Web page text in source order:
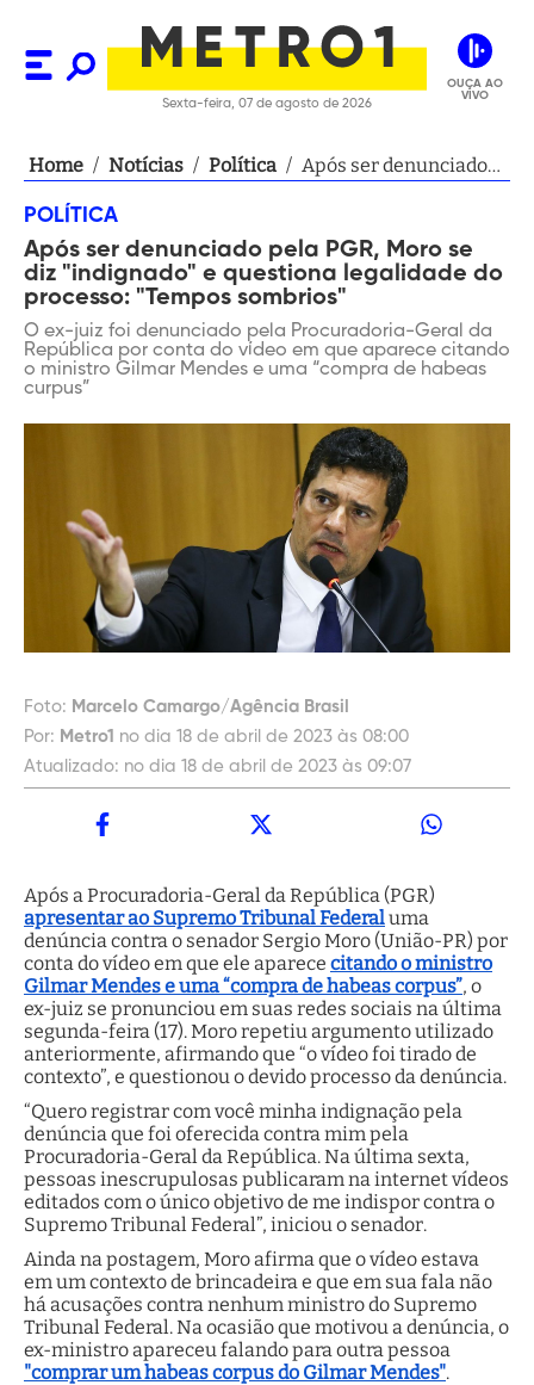
Sexta-feira, 07 de agosto de 2026
OUÇA AO
VIVO
Home / Notícias / Política / Após ser denunciado
questiona legalidade
do processo: "Tempos
sombrios"
POLÍTICA
Após ser denunciado pela PGR, Moro se
diz "indignado" e questiona legalidade do
processo: "Tempos sombrios"
O ex-juiz foi denunciado pela Procuradoria-Geral da
República por conta do vídeo em que aparece citando
o ministro Gilmar Mendes e uma “compra de habeas
curpus”
Foto: Marcelo Camargo/Agência Brasil
Por: Metro1 no dia 18 de abril de 2023 às 08:00
Atualizado: no dia 18 de abril de 2023 às 09:07
Após a Procuradoria-Geral da República (PGR)
apresentar ao Supremo Tribunal Federaluma
denúncia contra o senador Sergio Moro (União-PR) por
conta do vídeo em que ele aparece citando o ministro
Gilmar Mendes e uma “compra de habeas corpus”, o
ex-juiz se pronunciou em suas redes sociais na última
segunda-feira (17). Moro repetiu argumento utilizado
anteriormente, afirmando que “o vídeo foi tirado de
contexto”, e questionou o devido processo da denúncia.
“Quero registrar com você minha indignação pela
denúncia que foi oferecida contra mim pela
Procuradoria-Geral da República. Na última sexta,
pessoas inescrupulosas publicaram na internet vídeos
editados com o único objetivo de me indispor contra o
Supremo Tribunal Federal”, iniciou o senador.
Ainda na postagem, Moro afirma que o vídeo estava
em um contexto de brincadeira e que em sua fala não
há acusações contra nenhum ministro do Supremo
Tribunal Federal. Na ocasião que motivou a denúncia, o
ex-ministro apareceu falando para outra pessoa
"comprar um habeas corpus do Gilmar Mendes".